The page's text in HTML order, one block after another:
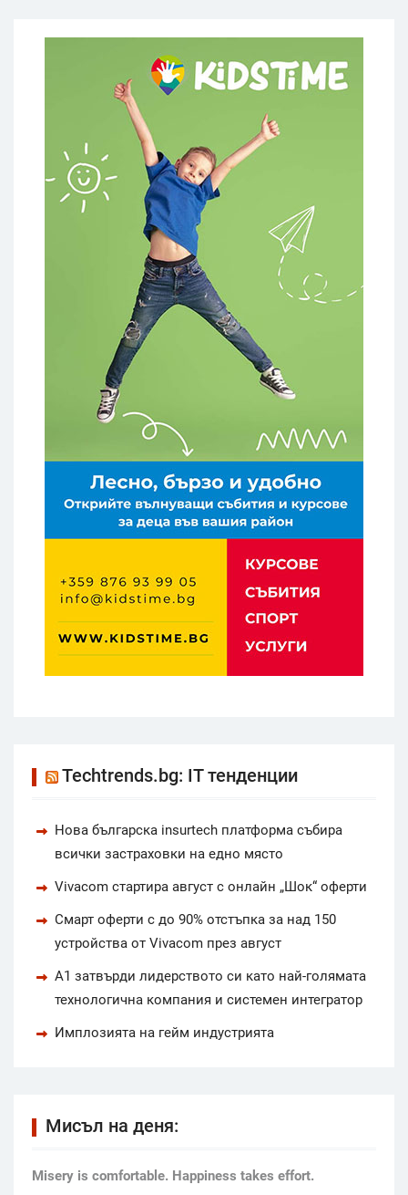
Techtrends.bg: IT тенденции
Нова българска insurtech платформа събира
всички застраховки на едно място
Vivacom стартира август с онлайн „Шок“ оферти
Смарт оферти с до 90% отстъпка за над 150
устройства от Vivacom през август
А1 затвърди лидерството си като най-голямата
технологична компания и системен интегратор
Имплозията на гейм индустрията
Мисъл на деня:
Мisery is comfortable. Happiness takes effort.